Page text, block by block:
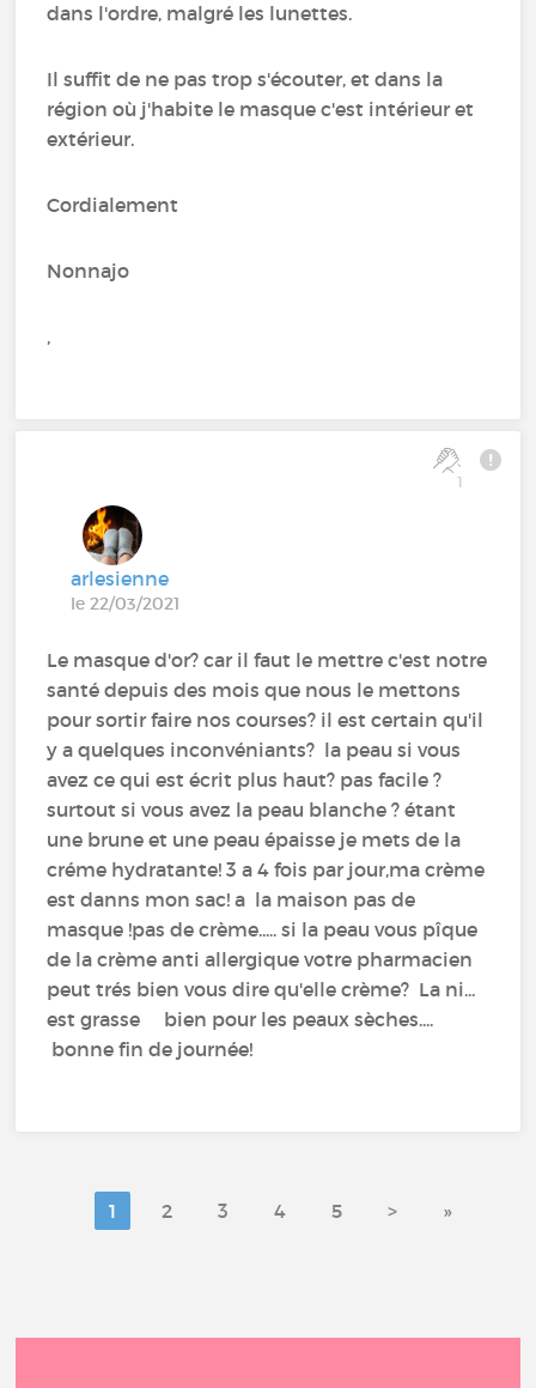
dans l'ordre, malgré les lunettes.
Il suffit de ne pas trop s'écouter, et dans la
région où j'habite le masque c'est intérieur et
extérieur.
Cordialement
Nonnajo
,
1
arlesienne
le 22/03/2021
Le masque d'or? car il faut le mettre c'est notre
santé depuis des mois que nous le mettons
pour sortir faire nos courses? il est certain qu'il
y a quelques inconvéniants? la peau si vous
avez ce qui est écrit plus haut? pas facile ?
surtout si vous avez la peau blanche ? étant
une brune et une peau épaisse je mets de la
créme hydratante! 3 a 4 fois par jour,ma crème
est danns mon sac! a la maison pas de
masque !pas de crème..... si la peau vous pîque
de la crème anti allergique votre pharmacien
peut trés bien vous dire qu'elle crème? La ni...
est grasse bien pour les peaux sèches....
bonne fin de journée!
1 2 3 4 5 > »